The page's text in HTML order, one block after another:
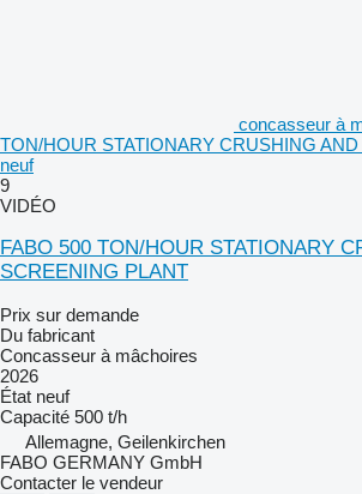
concasseur à
TON/HOUR STATIONARY CRUSHING
neuf
9
VIDÉO
FABO 500 TON/HOUR STATIONARY
SCREENING PLANT
Prix sur demande
Du fabricant
Concasseur à mâchoires
2026
État neuf
Capacité 500 t/h
Allemagne, Geilenkirchen
FABO GERMANY GmbH
Contacter le vendeur